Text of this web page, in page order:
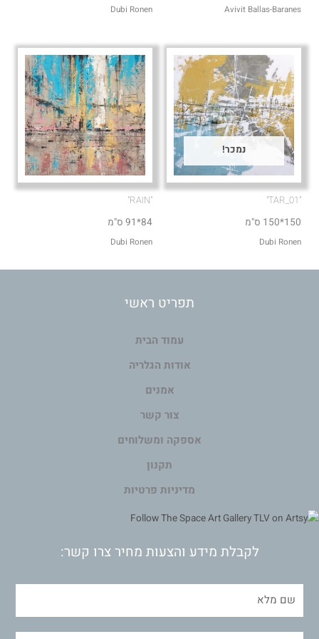
Avivit Ballas-Baranes
Dubi Ronen
נמכר!
150*150 ס"מ
Dubi Ronen
84*91 ס"מ
Dubi Ronen
תפריט ראשי
עמוד הבית
אודות הגלריה
אמנים
צור קשר
אספקה ומשלוחים
תקנון
מדיניות פרטיות
לקבלת מידע והצעות מחיר צרו קשר: